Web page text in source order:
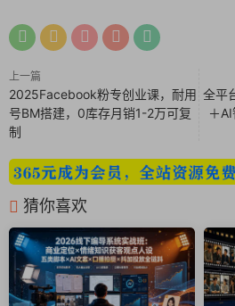
3-3.Coze搭建订餐客服培训专家.mp4
3-4.Coze搭建智能学生助教.mp4
3-5.Coze搭建数据质检助手.mp4
上一篇
2025Facebook粉专创业课，耐用
号BM搭建，0库存月销1-2万可复
制
全平
＋
猜你喜欢